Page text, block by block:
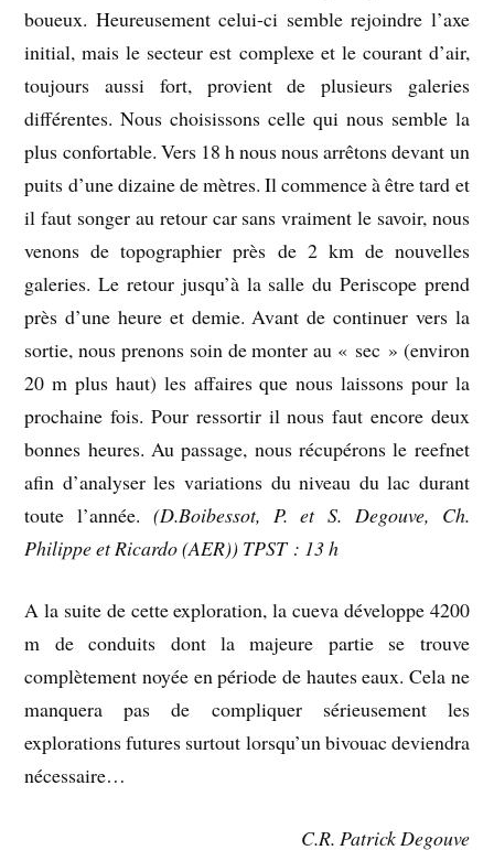
boueux. Heureusement celui-ci semble rejoindre l’axe
initial, mais le secteur est complexe et le courant d’air,
toujours aussi fort, provient de plusieurs galeries
différentes. Nous choisissons celle qui nous semble la
plus confortable. Vers 18 h nous nous arrêtons devant un
puits d’une dizaine de mètres. Il commence à être tard et
il faut songer au retour car sans vraiment le savoir, nous
venons de topographier près de 2 km de nouvelles
galeries. Le retour jusqu’à la salle du Periscope prend
près d’une heure et demie. Avant de continuer vers la
sortie, nous prenons soin de monter au « sec » (environ
20 m plus haut) les affaires que nous laissons pour la
prochaine fois. Pour ressortir il nous faut encore deux
bonnes heures. Au passage, nous récupérons le reefnet
afin d’analyser les variations du niveau du lac durant
toute l’année. (D.Boibessot, P. et S. Degouve, Ch.
Philippe et Ricardo (AER)) TPST : 13 h
A la suite de cette exploration, la cueva développe 4200
m de conduits dont la majeure partie se trouve
complètement noyée en période de hautes eaux. Cela ne
manquera pas de compliquer sérieusement les
explorations futures surtout lorsqu’un bivouac deviendra
nécessaire…
C.R. Patrick Degouve